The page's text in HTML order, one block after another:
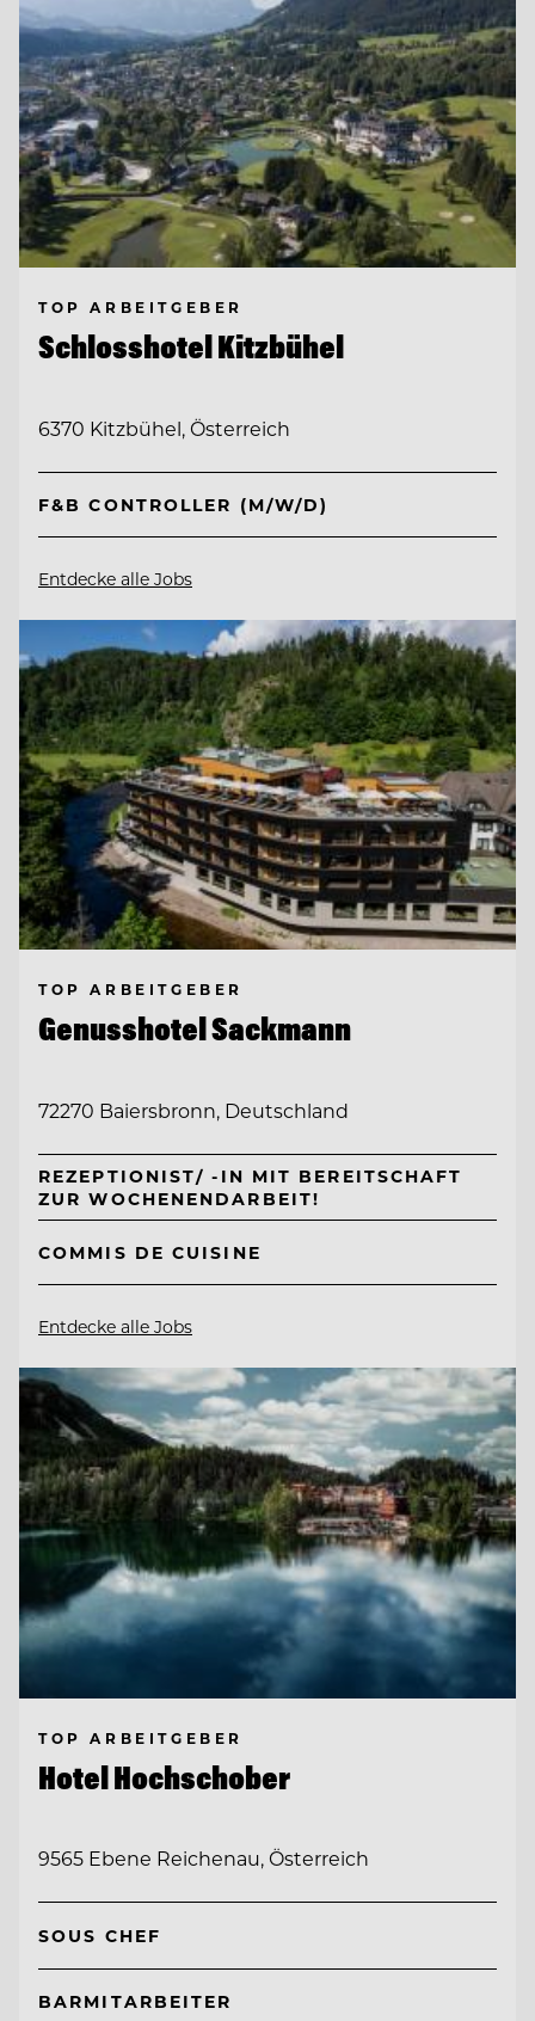
TOP ARBEITGEBER
Schlosshotel Kitzbühel
6370 Kitzbühel, Österreich
F&B CONTROLLER (M/W/D)
Entdecke alle Jobs
TOP ARBEITGEBER
Genusshotel Sackmann
72270 Baiersbronn, Deutschland
REZEPTIONIST/ -IN MIT BEREITSCHAFT
ZUR WOCHENENDARBEIT!
COMMIS DE CUISINE
Entdecke alle Jobs
TOP ARBEITGEBER
Hotel Hochschober
9565 Ebene Reichenau, Österreich
SOUS CHEF
BARMITARBEITER